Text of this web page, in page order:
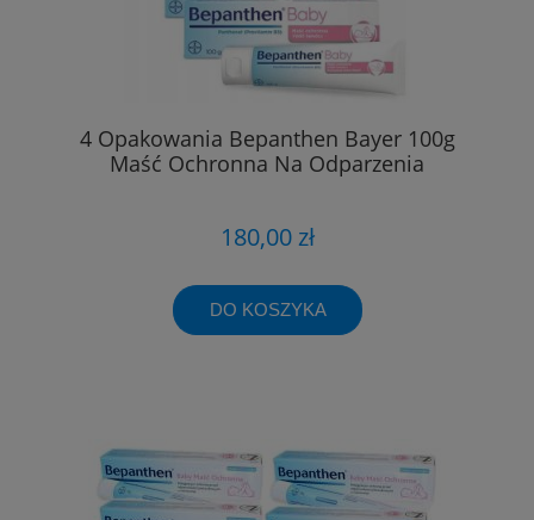
4 Opakowania Bepanthen Bayer 100g
Maść Ochronna Na Odparzenia
180,00 zł
DO KOSZYKA